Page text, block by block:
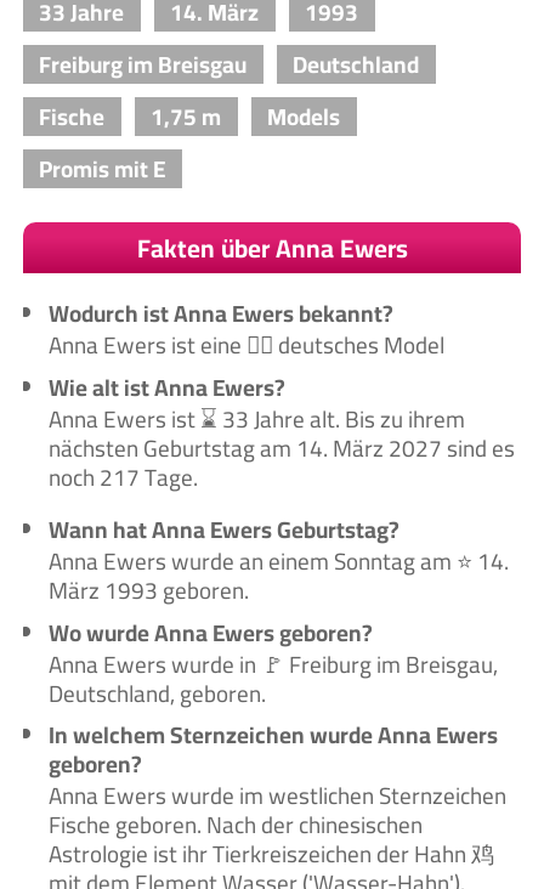
33 Jahre 14. März
1993
Freiburg im Breisgau
Deutschland
Fische
1,75 m
Models
Promis mit E
Fakten über Anna Ewers
Wodurch ist Anna Ewers bekannt?
Anna Ewers ist eine 🙋‍♀️ deutsches Model
Wie alt ist Anna Ewers?
Anna Ewers ist ⌛ 33 Jahre alt. Bis zu ihrem
nächsten Geburtstag am 14. März 2027 sind es
noch 217 Tage.
Wann hat Anna Ewers Geburtstag?
Anna Ewers wurde an einem Sonntag am ⭐ 14.
März 1993 geboren.
Wo wurde Anna Ewers geboren?
Anna Ewers wurde in 🚩 Freiburg im Breisgau,
Deutschland, geboren.
In welchem Sternzeichen wurde Anna Ewers
geboren?
Anna Ewers wurde im westlichen Sternzeichen
Fische geboren. Nach der chinesischen
Astrologie ist ihr Tierkreiszeichen der Hahn 鸡